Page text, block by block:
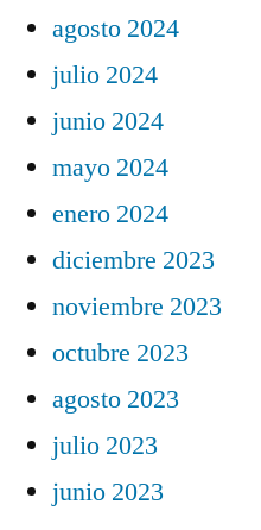
agosto 2024
julio 2024
junio 2024
mayo 2024
enero 2024
diciembre 2023
noviembre 2023
octubre 2023
agosto 2023
julio 2023
junio 2023